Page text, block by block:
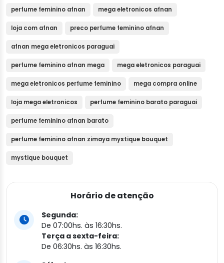
perfume feminino afnan mega eletronicos afnan
loja com afnan preco perfume feminino afnan
afnan mega eletronicos paraguai
perfume feminino afnan mega mega eletronicos paraguai
mega eletronicos perfume feminino mega compra online
loja mega eletronicos perfume feminino barato paraguai
perfume feminino afnan barato
perfume feminino afnan zimaya mystique bouquet
mystique bouquet
Horário de atenção
Segunda:
De 07:00hs. às 16:30hs.
Terça a sexta-feira:
De 06:30hs. às 16:30hs.